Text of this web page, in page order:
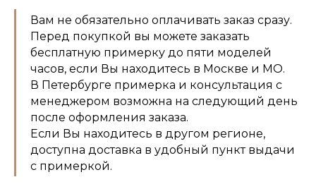
Вам не обязательно оплачивать заказ сразу.
Перед покупкой вы можете заказать
бесплатную примерку до пяти моделей
часов, если Вы находитесь в Москве и МО.
В Петербурге примерка и консультация с
менеджером возможна на следующий день
после оформления заказа.
Если Вы находитесь в другом регионе,
доступна доставка в удобный пункт выдачи
с примеркой.